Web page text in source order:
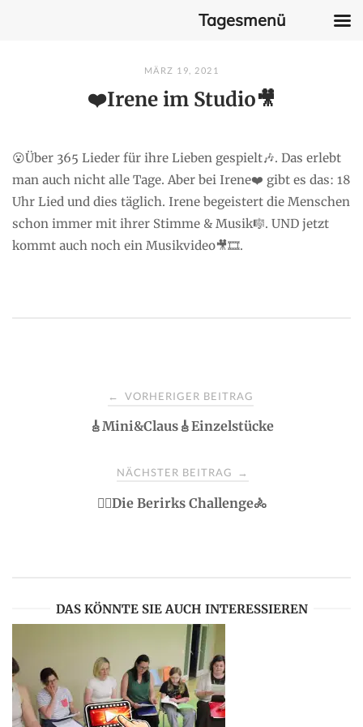
MÄRZ 19, 2021
❤️Irene im Studio🎥
😮Über 365 Lieder für ihre Lieben gespielt🎶. Das erlebt
man auch nicht alle Tage. Aber bei Irene❤️ gibt es das: 18
Uhr Lied und dies täglich. Irene begeistert die Menschen
schon immer mit ihrer Stimme & Musik🎼. UND jetzt
kommt auch noch ein Musikvideo🎥🎞️.
i
← VORHERIGER BEITRAG
🎸Mini&Claus🎸Einzelstücke
NÄCHSTER BEITRAG →
🏃‍♂️Die Berirks Challenge🚴
DAS KÖNNTE SIE AUCH INTERESSIEREN
Tagesmenü